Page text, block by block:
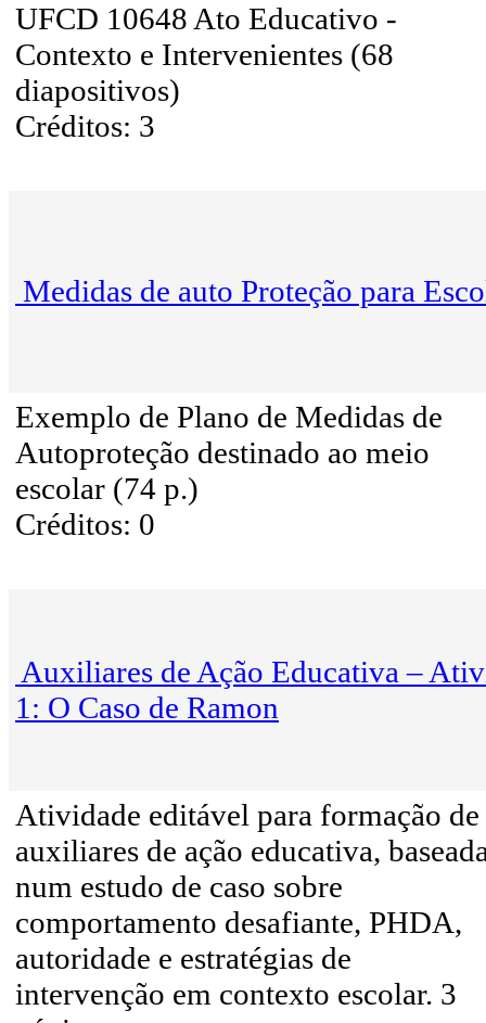
UFCD 10648 Ato Educativo -
Contexto e Intervenientes (68
diapositivos)
Créditos: 3
Medidas de auto Proteção para
Exemplo de Plano de Medidas de
Autoproteção destinado ao meio
escolar (74 p.)
Créditos: 0
Auxiliares de Ação Educativa –
1: O Caso de Ramon
Atividade editável para formação de
auxiliares de ação educativa,
num estudo de caso sobre
comportamento desafiante, PHDA,
autoridade e estratégias de
intervenção em contexto escolar. 3